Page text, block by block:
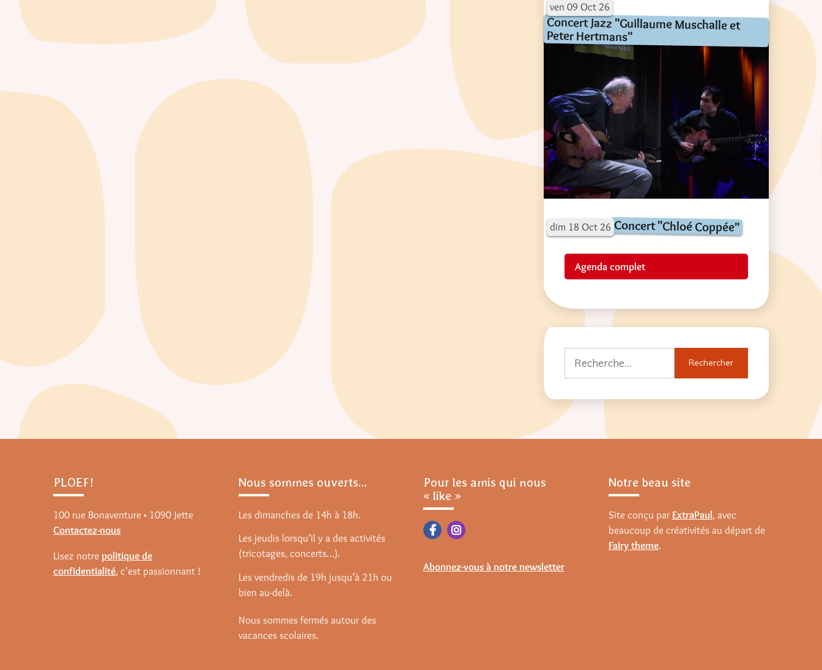
ven 09 Oct 26
Concert Jazz "Guillaume Muschalle et
Peter Hertmans"
dim 18 Oct 26 Concert "Chloé Coppée"
Agenda complet
PLOEF!
100 rue Bonaventure • 1090 Jette
Contactez-nous
Lisez notre politique de
confidentialité, c'est passionnant !
Nous sommes ouverts…
Les dimanches de 14h à 18h.
Les jeudis lorsqu’il y a des activités
(tricotages, concerts…).
Les vendredis de 19h jusqu’à 21h ou
bien au-delà.
Nous sommes fermés autour des
vacances scolaires.
Pour les amis qui nous
« like »
Abonnez-vous à notre newsletter
Notre beau site
Site conçu par ExtraPaul, avec
beaucoup de créativités au départ de
Fairy theme.